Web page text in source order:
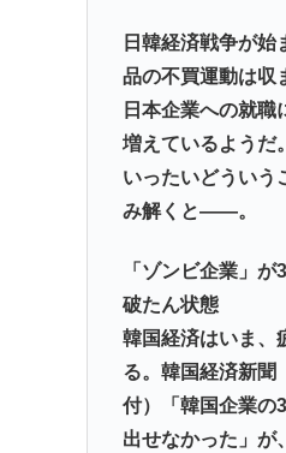
日韓経済戦争が始
品の不買運動は収
日本企業への就職
増えているようだ。
いったいどういう
み解くと――。
「ゾンビ企業」
破たん状態
韓国経済はいま、
る。韓国経済新聞
付）「韓国企業の
出せなかった」が、